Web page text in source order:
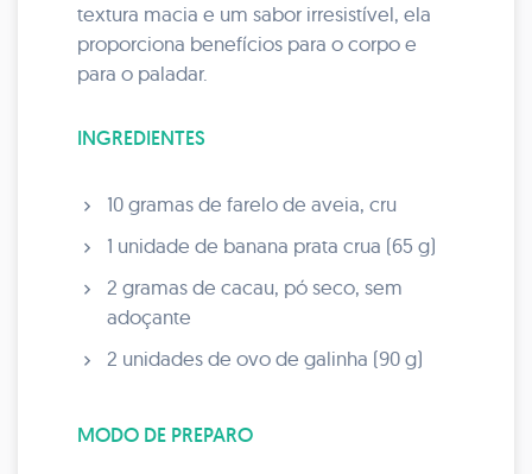
textura macia e um sabor irresistível, ela
proporciona benefícios para o corpo e
para o paladar.
INGREDIENTES
10 gramas de farelo de aveia, cru
1 unidade de banana prata crua (65 g)
2 gramas de cacau, pó seco, sem
adoçante
2 unidades de ovo de galinha (90 g)
MODO DE PREPARO